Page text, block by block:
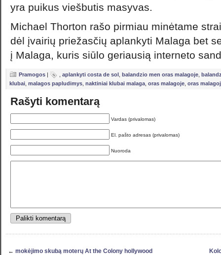
yra puikus viešbutis masyvas.
Michael Thorton rašo pirmiau minėtame
dėl įvairių priežasčių aplankyti Malaga bet
į Malaga, kuris siūlo geriausią interneto
Pramogos | aplankyti costa de sol balandzio men oras malagoje
klubai malagos papludimys naktiniai klubai malaga oras malagoje oras
Rašyti komentarą
Vardas (privalomas)
El. pašto adresas (privalomas)
Nuoroda
← mokėjimo skubą moterų At the Colony hollywood